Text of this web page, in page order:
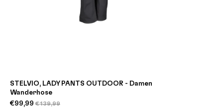
STELVIO, LADY PANTS OUTDOOR - Damen
Wanderhose
€99,99 €139,99